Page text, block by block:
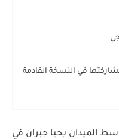
في النسخة القادمة
الميدان يحيا جبران في